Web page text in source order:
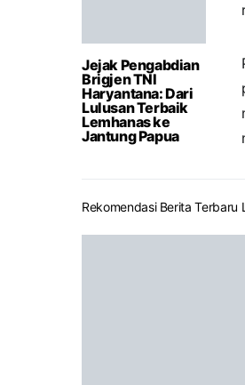
Jejak Pengabdian
Brigjen TNI
Haryantana: Dari
Lulusan Terbaik
Lemhanas ke
Jantung Papua
Rekomendasi Berita Terbaru